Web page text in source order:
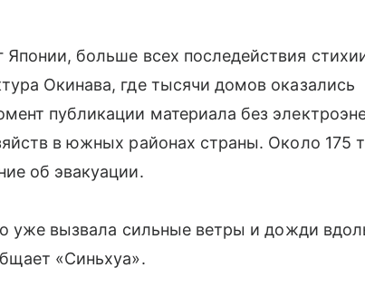
больше всех последействия
Окинава, где тысячи домов оказались
публикации материала без
в южных районах страны. Около 175
об эвакуации.
уже вызвала сильные ветры и дожди
«Синьхуа».